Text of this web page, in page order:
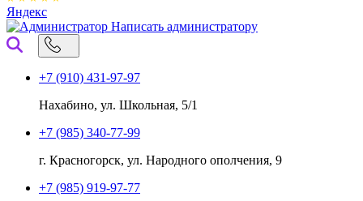
Яндекс
Написать администратору
+7 (910) 431-97-97
Нахабино, ул. Школьная, 5/1
+7 (985) 340-77-99
г. Красногорск, ул. Народного ополчения, 9
+7 (985) 919-97-77